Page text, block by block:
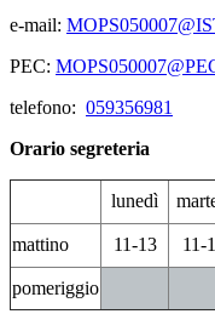
e-mail:
PEC:
telefono: 059356981
Orario segreteria
lunedì
mattino 11-13 11-
pomeriggio